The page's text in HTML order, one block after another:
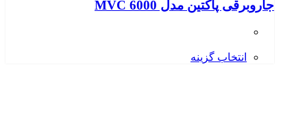
جاروبرقی پاکتین مدل MVC 6000
انتخاب گزینه